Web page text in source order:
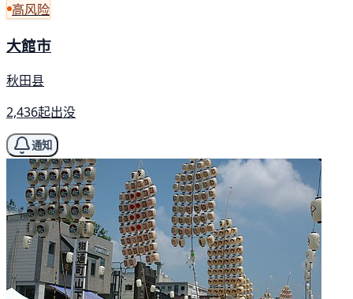
高风险
大館市
秋田县
2,436起出没
通知